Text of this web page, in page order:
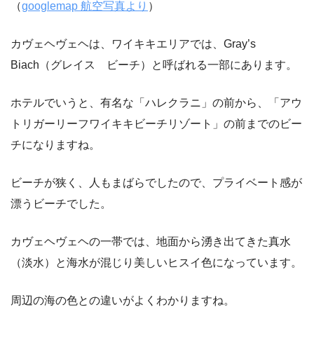
（googlemap 航空写真より ）
カヴェヘヴェヘは、ワイキキエリアでは、Gray’s
Biach（グレイス ビーチ）と呼ばれる一部にあります。
ホテルでいうと、有名な「ハレクラニ」の前から、「アウ
トリガーリーフワイキキビーチリゾート」の前までのビー
チになりますね。
ビーチが狭く、人もまばらでしたので、プライベート感が
漂うビーチでした。
カヴェヘヴェヘの一帯では、地面から湧き出てきた真水
（淡水）と海水が混じり美しいヒスイ色になっています。
周辺の海の色との違いがよくわかりますね。